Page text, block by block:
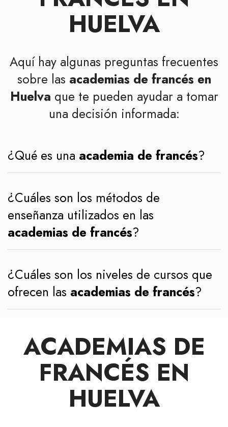
HUELVA
Aquí hay algunas preguntas frecuentes
sobre las academias de francés en
Huelva que te pueden ayudar a tomar
una decisión informada:
¿Qué es una academia de francés?
¿Cuáles son los métodos de
enseñanza utilizados en las
academias de francés?
¿Cuáles son los niveles de cursos que
ofrecen las academias de francés?
ACADEMIAS DE
FRANCÉS EN
HUELVA